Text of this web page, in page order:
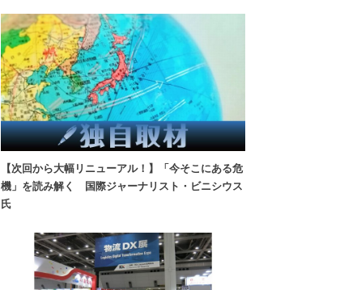
【次回から大幅リニューアル！】「今そこにある危
機」を読み解く 国際ジャーナリスト・ビニシウス
氏